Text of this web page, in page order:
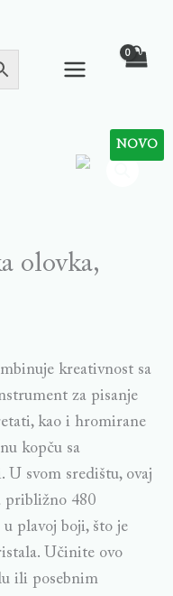
NOVO
olovka,
kreativnost sa
za pisanje
kao i hromirane
kopču sa
U svom središtu, ovaj
približno 480
plavoj boji, što je
Učinite ovo
ili posebnim